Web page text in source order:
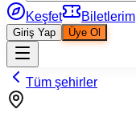
Keşfet Biletlerim
Giriş Yap Üye Ol
Tüm şehirler